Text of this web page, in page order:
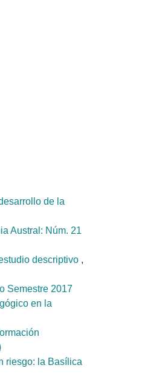
de la
Austral: Núm. 21
descriptivo ,
Semestre 2017
en la
riesgo: la Basílica